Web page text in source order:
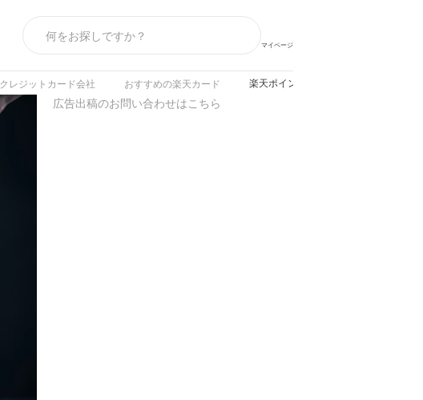
マイページ
クレジットカード会社 おすすめの楽天カード 楽天ポイントがザクザク貯まる裏ワザ
広告出稿のお問い合わせはこちら